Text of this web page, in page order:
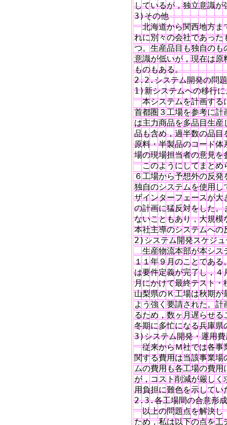
しているが，独立意識が
3)その他
北海道から関西地方ま
れに別々の会社であっ
つ。生産品目も独自の
意識が低いが，現在は
ものもある。
2.2.システム開発の問
1)新システムへの移行
本システムを計画する
首都圏３工場を参考に
は主力商品を多品目生
品も含め，過半数の品
原料・半製品のコード
場の現場担当者の意見
このようにしてまとめ
６工場から予想外の反
独自のシステムを使用
ザインターフェースが
の計画に猛反対をした
ないこともあり，大規
本社主導のシステムへ
2)システム開発スケジュ
生産物流本部が本シス
１１年９月のことであ
は要件定義が完了し，
月にかけて最終テスト
山梨県のＫ工場は秋期
よう強く要請された。
るため，数ヶ月遅らせ
冬期に多忙になる兵庫県
3)システム開発・運用費
従来からＭ社では各事
関する費用は当該事業
ムの費用も各工場の費
が，コスト削減が厳し
用負担に難色を示してい
2.3.各工場間の合意形
以上の問題点を解決し
ため，私は以下の点を